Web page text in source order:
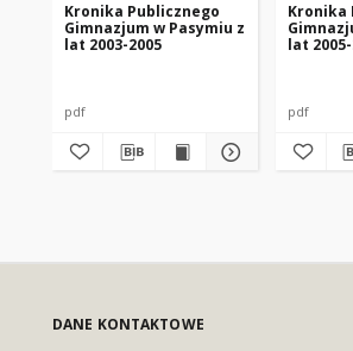
Kronika Publicznego
Gimnazjum w Pasymiu z
lat 2003-2005
pdf
Kronika
lat 2005-
pdf
DANE KONTAKTOWE